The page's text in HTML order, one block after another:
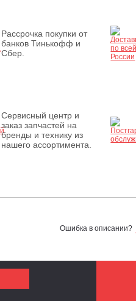
Рассрочка покупки от
банков Тинькофф и
Сбер.
Сервисный центр и
заказ запчастей на
бренды и технику из
нашего ассортимента.
Ошибка в описании?